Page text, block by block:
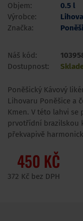
Objem:
0.5 l
Výrobce:
Značka:
Náš kód:
Dostupnost:
Poněšický Kávový
Lihovaru Poněšice a
Kmen. V této lahvi se
prvotřídní brazilskou
překvapivě
450 KČ
372 Kč bez DPH